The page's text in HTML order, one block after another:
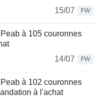
15/07
FW
à 105 couronnes
14/07
FW
à 102 couronnes
à l'achat